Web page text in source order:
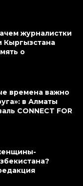
журналистки
Кыргызстана
о
времена важно
в Алматы
CONNECT FOR